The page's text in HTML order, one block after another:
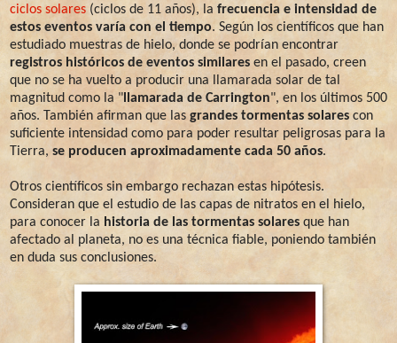
ciclos solares (ciclos de 11 años), la frecuencia e intensidad de
estos eventos varía con el tiempo. Según los científicos que han
estudiado muestras de hielo, donde se podrían encontrar
registros históricos de eventos similares en el pasado, creen
que no se ha vuelto a producir una llamarada solar de tal
magnitud como la " llamarada de Carrington", en los últimos 500
años. También afirman que las grandes tormentas solares con
suficiente intensidad como para poder resultar peligrosas para la
Tierra, se producen aproximadamente cada 50 años.
Otros científicos sin embargo rechazan estas hipótesis.
Consideran que el estudio de las capas de nitratos en el hielo,
para conocer la historia de las tormentas solares que han
afectado al planeta, no es una técnica fiable, poniendo también
en duda sus conclusiones.